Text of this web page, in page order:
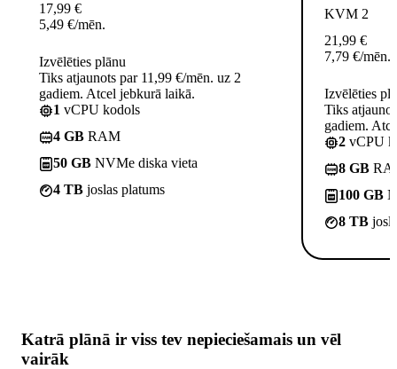
17,99 €
5,49 €/mēn.
Izvēlēties plānu
Tiks atjaunots par 11,99 €/mēn. uz 2
gadiem. Atcel jebkurā laikā.
1 vCPU kodols
4 GB RAM
50 GB NVMe diska vieta
4 TB joslas platums
KVM 2
21,99 €
7,79 €/mēn.
Izvēlēties
Tiks
gadiem.
2 vCPU
8 GB
100 GB
8 TB
Katrā plānā ir viss tev nepieciešamais un vēl
vairāk